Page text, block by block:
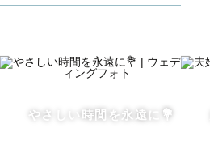
ド等
やさしい時間を永遠に💐